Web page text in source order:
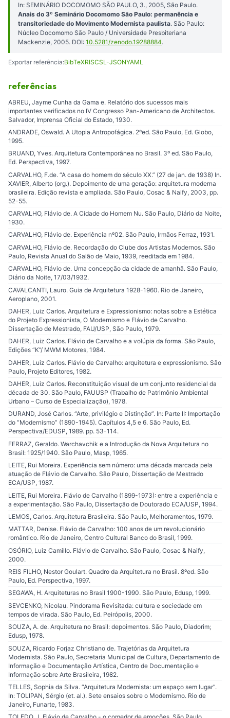
In: SEMINÁRIO DOCOMOMO SÃO PAULO, 3., 2005, São Paulo.
Anais do 3º Seminário Docomomo São Paulo: permanência e
transitoriedade do Movimento Modernista paulista. São Paulo:
Núcleo Docomomo São Paulo / Universidade Presbiteriana
Mackenzie, 2005. DOI: 10.5281/zenodo.19288884.
Exportar referência:BibTeXRISCSL-JSONYAML
referências
ABREU, Jayme Cunha da Gama e. Relatório dos sucessos mais
importantes verificados no IV Congresso Pan-Americano de Architectos.
Salvador, Imprensa Oficial do Estado, 1930.
ANDRADE, Oswald. A Utopia Antropofágica. 2ºed. São Paulo, Ed. Globo,
1995.
BRUAND, Yves. Arquitetura Contemporânea no Brasil. 3º ed. São Paulo,
Ed. Perspectiva, 1997.
CARVALHO, F.de. “A casa do homem do século XX.” (27 de jan. de 1938) In.
XAVIER, Alberto (org.). Depoimento de uma geração: arquitetura moderna
brasileira. Edição revista e ampliada. São Paulo, Cosac & Naify, 2003, pp.
52-55.
CARVALHO, Flávio de. A Cidade do Homem Nu. São Paulo, Diário da Noite,
1930.
CARVALHO, Flávio de. Experiência nº02. São Paulo, Irmãos Ferraz, 1931.
CARVALHO, Flávio de. Recordação do Clube dos Artistas Modernos. São
Paulo, Revista Anual do Salão de Maio, 1939, reeditada em 1984.
CARVALHO, Flávio de. Uma concepção da cidade de amanhã. São Paulo,
Diário da Noite, 17/03/1932.
CAVALCANTI, Lauro. Guia de Arquitetura 1928-1960. Rio de Janeiro,
Aeroplano, 2001.
DAHER, Luiz Carlos. Arquitetura e Expressionismo: notas sobre a Estética
do Projeto Expressionista, O Modernismo e Flávio de Carvalho.
Dissertação de Mestrado, FAU/USP, São Paulo, 1979.
DAHER, Luiz Carlos. Flávio de Carvalho e a volúpia da forma. São Paulo,
Edições “K”/ MWM Motores, 1984.
DAHER, Luiz Carlos. Flávio de Carvalho: arquitetura e expressionismo. São
Paulo, Projeto Editores, 1982.
DAHER, Luiz Carlos. Reconstituição visual de um conjunto residencial da
década de 30. São Paulo, FAUUSP (Trabalho de Patrimônio Ambiental
Urbano – Curso de Especialização), 1978.
DURAND, José Carlos. “Arte, privilégio e Distinção”. In: Parte II: Importação
do “Modernismo” (1890-1945). Capítulos 4,5 e 6. São Paulo, Ed.
Perspectiva/EDUSP, 1989. pp. 53-114.
FERRAZ, Geraldo. Warchavchik e a Introdução da Nova Arquitetura no
Brasil: 1925/1940. São Paulo, Masp, 1965.
LEITE, Rui Moreira. Experiência sem número: uma década marcada pela
atuação de Flávio de Carvalho. São Paulo, Dissertação de Mestrado
ECA/USP, 1987.
LEITE, Rui Moreira. Flávio de Carvalho (1899-1973): entre a experiência e
a experimentação. São Paulo, Dissertação de Doutorado ECA/USP, 1994.
LEMOS, Carlos. Arquitetura Brasileira. São Paulo, Melhoramentos, 1979.
MATTAR, Denise. Flávio de Carvalho: 100 anos de um revolucionário
romântico. Rio de Janeiro, Centro Cultural Banco do Brasil, 1999.
OSÓRIO, Luiz Camillo. Flávio de Carvalho. São Paulo, Cosac & Naify,
2000.
REIS FILHO, Nestor Goulart. Quadro da Arquitetura no Brasil. 8ºed. São
Paulo, Ed. Perspectiva, 1997.
SEGAWA, H. Arquiteturas no Brasil 1900-1990. São Paulo, Edusp, 1999.
SEVCENKO, Nicolau. Pindorama Revisitada: cultura e sociedade em
tempos de virada. São Paulo, Ed. Peirópolis, 2000.
SOUZA, A. de. Arquitetura no Brasil: depoimentos. São Paulo, Diadorim;
Edusp, 1978.
SOUZA, Ricardo Forjaz Christiano de. Trajetórias da Arquitetura
Modernista. São Paulo, Secretaria Municipal de Cultura, Departamento de
Informação e Documentação Artística, Centro de Documentação e
Informação sobre Arte Brasileira, 1982.
TELLES, Sophia da Silva. “Arquitetura Modernista: um espaço sem lugar”.
In: TOLIPAN, Sérgio (et. al.). Sete ensaios sobre o Modernismo. Rio de
Janeiro, Funarte, 1983.